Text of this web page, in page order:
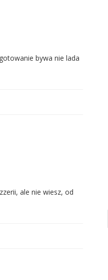
bywa nie lada
ale nie wiesz, od